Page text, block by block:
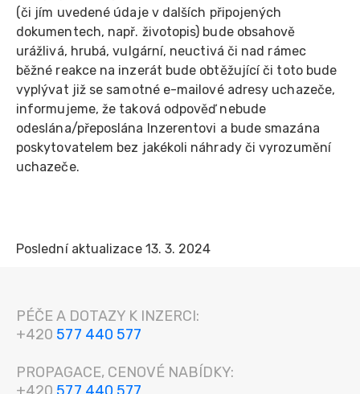
(či jím uvedené údaje v dalších připojených
dokumentech, např. životopis) bude obsahově
urážlivá, hrubá, vulgární, neuctivá či nad rámec
běžné reakce na inzerát bude obtěžující či toto bude
vyplývat již se samotné e-mailové adresy uchazeče,
informujeme, že taková odpověď nebude
odeslána/přeposlána Inzerentovi a bude smazána
poskytovatelem bez jakékoli náhrady či vyrozumění
uchazeče.
Poslední aktualizace 13. 3. 2024
PÉČE A DOTAZY K INZERCI:
+420 577 440 577
PROPAGACE, CENOVÉ NABÍDKY: